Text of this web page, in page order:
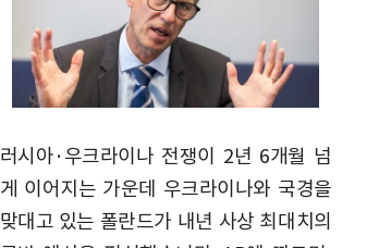
러시아·우크라이나 전쟁이 2년 6개월 넘
게 이어지는 가운데 우크라이나와 국경을
맞대고 있는 폴란드가 내년 사상 최대치의